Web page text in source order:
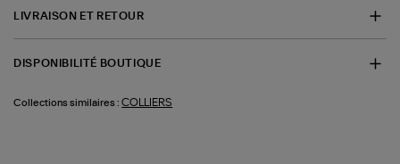
LIVRAISON ET RETOUR
DISPONIBILITÉ BOUTIQUE
Collections similaires : COLLIERS